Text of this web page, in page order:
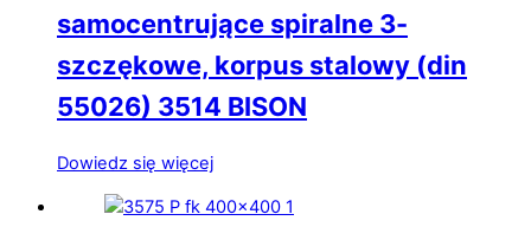
samocentrujące spiralne 3-
szczękowe, korpus stalowy (din
55026) 3514 BISON
Dowiedz się więcej